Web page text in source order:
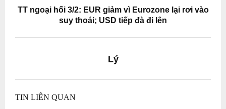
TT ngoại hối 3/2: EUR giảm vì Eurozone lại rơi vào
suy thoái; USD tiếp đà đi lên
Lý
TIN LIÊN QUAN